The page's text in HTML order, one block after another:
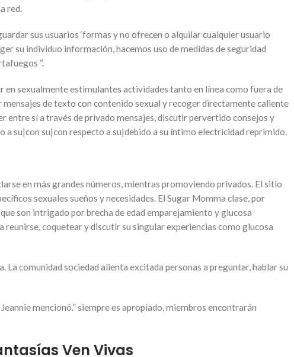
red.
sus usuarios ‘formas y no ofrecen o alquilar cualquier usuario
su individuo información, hacemos uso de medidas de seguridad
“.
en sexualmente estimulantes actividades tanto en línea como fuera de
de texto con contenido sexual y recoger directamente caliente
entre sí a través de privado mensajes, discutir pervertido consejos y
a su|con su|con respecto a su|debido a su íntimo electricidad reprimido.
en más grandes números, mientras promoviendo privados. El sitio
sexuales sueños y necesidades. El Sugar Momma clase, por
son intrigado por brecha de edad emparejamiento y glucosa
coquetear y discutir su singular experiencias como glucosa
La comunidad sociedad alienta excitada personas a preguntar, hablar su
mencionó.” siempre es apropiado, miembros encontrarán
Ven Vivas